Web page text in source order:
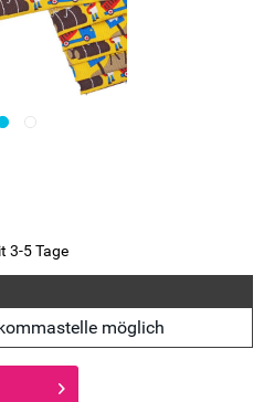
3-5 Tage
möglich